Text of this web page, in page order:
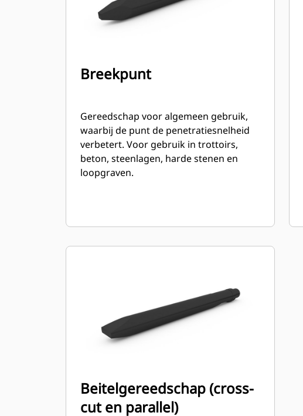
Breekpunt
Gereedschap voor algemeen gebruik,
waarbij de punt de penetratiesnelheid
verbetert. Voor gebruik in trottoirs,
beton, steenlagen, harde stenen en
loopgraven.
Beitelgereedschap (cross-
cut en parallel)